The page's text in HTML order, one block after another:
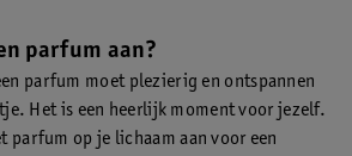
parfum aan?
parfum moet plezierig en ontspannen
Het is een heerlijk moment voor jezelf.
parfum op je lichaam aan voor een